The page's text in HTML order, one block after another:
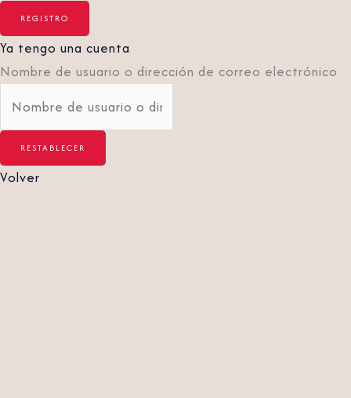
Ya tengo una cuenta
Nombre de usuario o dirección de correo electrónico
Volver